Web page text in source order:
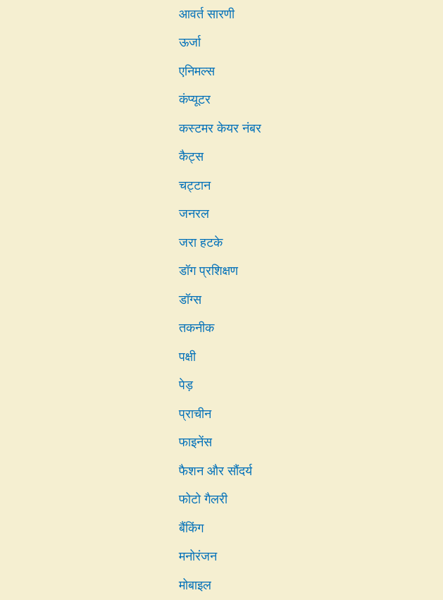
आवर्त सारणी
ऊर्जा
एनिमल्स
कंप्यूटर
कस्टमर केयर नंबर
कैट्स
चट्टान
जनरल
जरा हटके
डॉग प्रशिक्षण
डॉग्स
तकनीक
पक्षी
पेड़
प्राचीन
फाइनेंस
फैशन और सौंदर्य
फोटो गैलरी
बैंकिंग
मनोरंजन
मोबाइल